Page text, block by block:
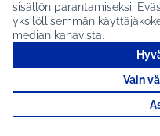
sisällön parantamiseksi.
yksilöllisemmän
median kanavista.
Vain
Ei etene jatkoon
Rajaa tulokset aihepiirin
Hyrylä Rajaa tulokset
Lapset ja